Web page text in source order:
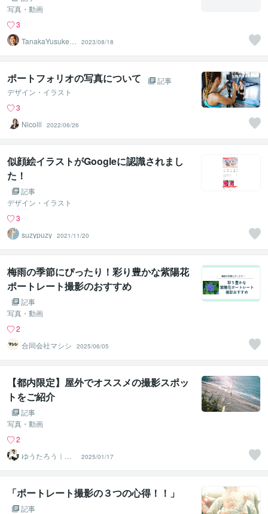
写真・動画
3
TanakaYusuke5
2023/08/18
ポートフォリオの写真について
記事
デザイン・イラスト
3
Nicolll
2022/06/26
似顔絵イラストがGoogleに認識されまし
た！
記事
デザイン・イラスト
3
suzypuzy 2021/11/20
梅雨の季節にぴったり！彩り豊かな紫陽花
ポートレート撮影のおすすめ
記事
写真・動画
2
合同会社マシシ
2025/06/05
【都内限定】屋外でオススメの撮影スポッ
トをご紹介
記事
写真・動画
2
ゆうたろう｜選
ばれる顔を仕立
てる専門家
2025/01/17
「ポートレート撮影の３つの心得！！」
記事